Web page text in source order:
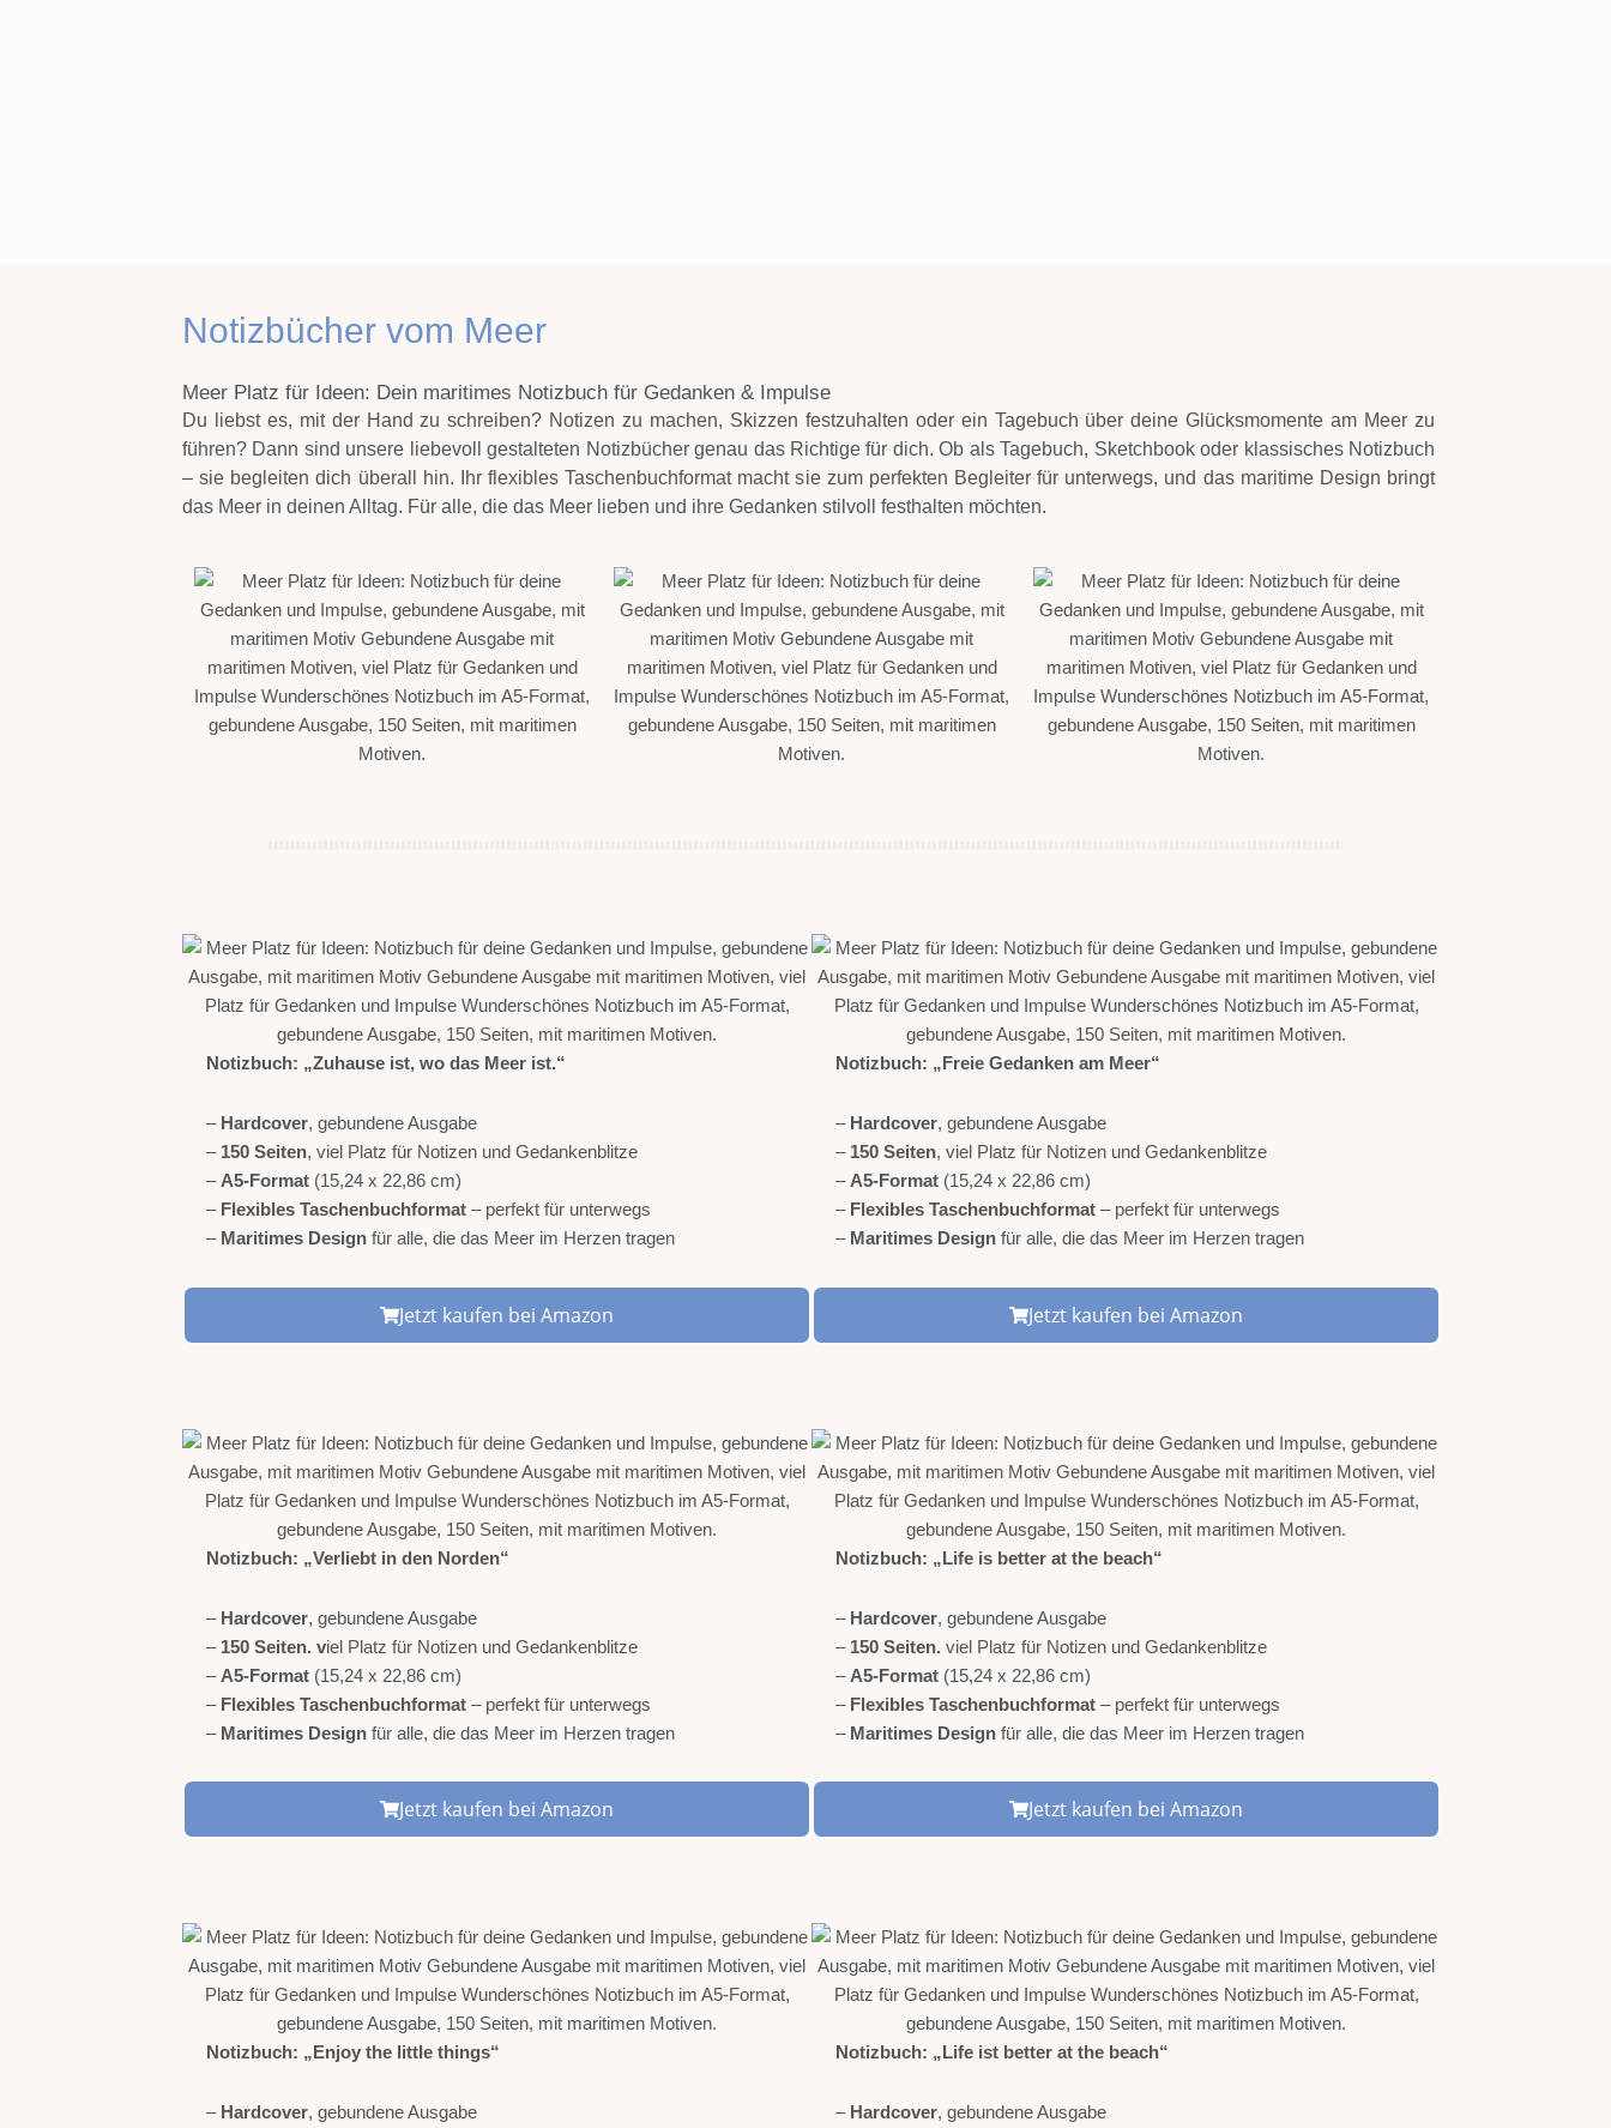
Notizbücher vom Meer
Meer Platz für Ideen: Dein maritimes Notizbuch für Gedanken & Impulse
Du liebst es, mit der Hand zu schreiben? Notizen zu machen, Skizzen festzuhalten oder ein Tagebuch über deine Glücksmomente am Meer zu
führen? Dann sind unsere liebevoll gestalteten Notizbücher genau das Richtige für dich. Ob als Tagebuch, Sketchbook oder klassisches Notizbuch
– sie begleiten dich überall hin. Ihr flexibles Taschenbuchformat macht sie zum perfekten Begleiter für unterwegs, und das maritime Design bringt
das Meer in deinen Alltag. Für alle, die das Meer lieben und ihre Gedanken stilvoll festhalten möchten.
Notizbuch: „Zuhause ist, wo das Meer ist.“
– Hardcover, gebundene Ausgabe
– 150 Seiten, viel Platz für Notizen und Gedankenblitze
– A5-Format (15,24 x 22,86 cm)
– Flexibles Taschenbuchformat – perfekt für unterwegs
– Maritimes Design für alle, die das Meer im Herzen tragen
Jetzt kaufen bei Amazon
Notizbuch: „Freie Gedanken am Meer“
– Hardcover, gebundene Ausgabe
– 150 Seiten, viel Platz für Notizen und Gedankenblitze
– A5-Format (15,24 x 22,86 cm)
– Flexibles Taschenbuchformat – perfekt für unterwegs
– Maritimes Design für alle, die das Meer im Herzen tragen
Jetzt kaufen bei Amazon
Notizbuch: „Verliebt in den Norden“
– Hardcover, gebundene Ausgabe
– 150 Seiten. viel Platz für Notizen und Gedankenblitze
– A5-Format (15,24 x 22,86 cm)
– Flexibles Taschenbuchformat – perfekt für unterwegs
– Maritimes Design für alle, die das Meer im Herzen tragen
Jetzt kaufen bei Amazon
Notizbuch: „Life is better at the beach“
– Hardcover, gebundene Ausgabe
– 150 Seiten. viel Platz für Notizen und Gedankenblitze
– A5-Format (15,24 x 22,86 cm)
– Flexibles Taschenbuchformat – perfekt für unterwegs
– Maritimes Design für alle, die das Meer im Herzen tragen
Jetzt kaufen bei Amazon
Notizbuch: „Enjoy the little things“
– Hardcover, gebundene Ausgabe
Notizbuch: „Life ist better at the beach“
– Hardcover, gebundene Ausgabe